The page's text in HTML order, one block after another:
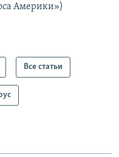
Америки»)
Все статьи